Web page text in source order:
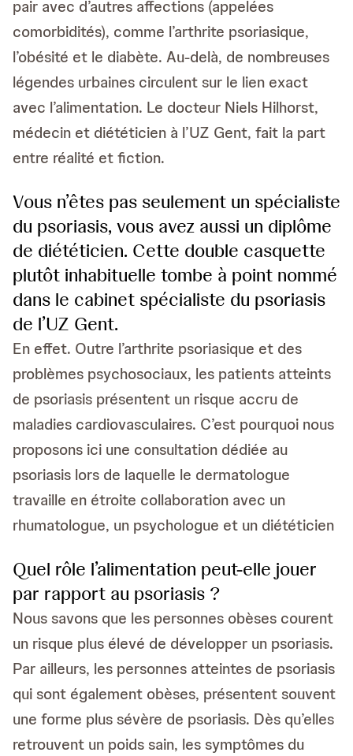
pair avec d’autres affections (appelées
comorbidités), comme l’arthrite psoriasique,
l’obésité et le diabète. Au-delà, de nombreuses
légendes urbaines circulent sur le lien exact
avec l’alimentation. Le docteur Niels Hilhorst,
médecin et diététicien à l’UZ Gent, fait la part
entre réalité et fiction.
Vous n’êtes pas seulement un spécialiste
du psoriasis, vous avez aussi un diplôme
de diététicien. Cette double casquette
plutôt inhabituelle tombe à point nommé
dans le cabinet spécialiste du psoriasis
de l’UZ Gent.
En effet. Outre l’arthrite psoriasique et des
problèmes psychosociaux, les patients atteints
de psoriasis présentent un risque accru de
maladies cardiovasculaires. C’est pourquoi nous
proposons ici une consultation dédiée au
psoriasis lors de laquelle le dermatologue
travaille en étroite collaboration avec un
rhumatologue, un psychologue et un diététicien
Quel rôle l’alimentation peut-elle jouer
par rapport au psoriasis ?
Nous savons que les personnes obèses courent
un risque plus élevé de développer un psoriasis.
Par ailleurs, les personnes atteintes de psoriasis
qui sont également obèses, présentent souvent
une forme plus sévère de psoriasis. Dès qu’elles
retrouvent un poids sain, les symptômes du